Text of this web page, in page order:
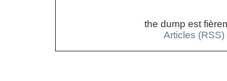
the dump est
Articles (RSS)